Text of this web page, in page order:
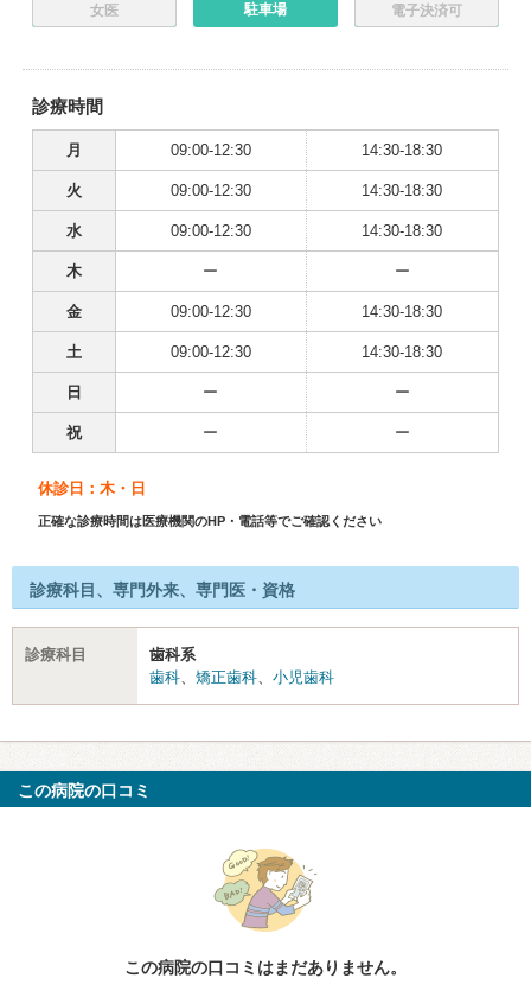
女医 駐車場 電子決済可
診療時間
月 09:00-12:30 14:30-18:30
火 09:00-12:30 14:30-18:30
水 09:00-12:30 14:30-18:30
木 ー ー
金 09:00-12:30 14:30-18:30
土 09:00-12:30 14:30-18:30
日 ー ー
祝 ー ー
休診日：木・日
正確な診療時間は医療機関のHP・電話等でご確認ください
診療科目、専門外来、専門医・資格
診療科目
歯科系
歯科、 矯正歯科、 小児歯科
この病院の口コミ
この病院の口コミはまだありません。